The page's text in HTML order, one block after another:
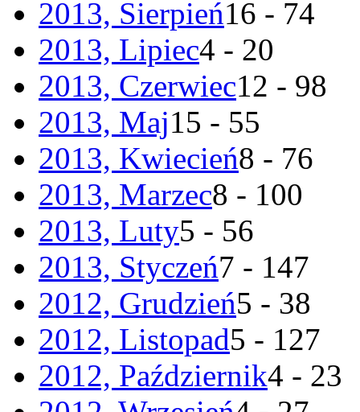
2013, Sierpień16 - 74
2013, Lipiec4 - 20
2013, Czerwiec12 - 98
2013, Maj15 - 55
2013, Kwiecień8 - 76
2013, Marzec8 - 100
2013, Luty5 - 56
2013, Styczeń7 - 147
2012, Grudzień5 - 38
2012, Listopad5 - 127
2012, Październik4 - 23